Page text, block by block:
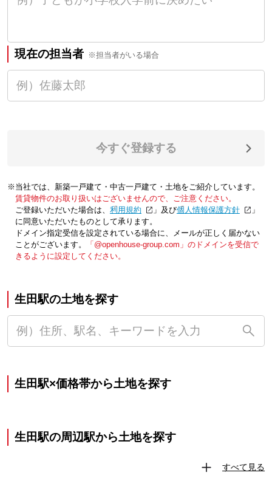
現在の担当者 ※担当者がいる場合
今すぐ登録する
※当社では、新築一戸建て・中古一戸建て・土地をご紹介しています。
賃貸物件のお取り扱いはございませんので、ご注意ください。
ご登録いただいた場合は、「利用規約 」及び「個人情報保護方針
」
に同意いただいたものとして承ります。
ドメイン指定受信を設定されている場合に、メールが正しく届かない
ことがございます。
「@openhouse-group.com」のドメインを受信で
きるように設定してください。
生田駅の土地を探す
生田駅×価格帯から土地を探す
生田駅の周辺駅から土地を探す
すべて見る